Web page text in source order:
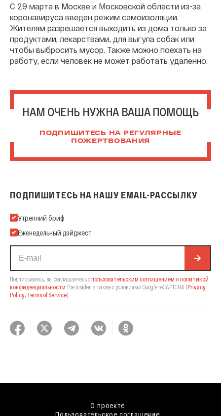
С 29 марта в Москве и Московской области из-за
коронавируса введен режим самоизоляции.
Жителям разрешается выходить из дома только за
продуктами, лекарствами, для выгула собак или
чтобы выбросить мусор. Также можно поехать на
работу, если человек не может работать удаленно.
НАМ ОЧЕНЬ НУЖНА ВАША ПОМОЩЬ
ПОДПИШИТЕСЬ НА РЕГУЛЯРНЫЕ
ПОЖЕРТВОВАНИЯ
ПОДПИШИТЕСЬ НА НАШУ EMAIL-РАССЫЛКУ
Подпишитесь на нашу Email-рассылку
Утренний бриф
Еженедельный дайджест
Подписываясь, вы соглашаетесь спользовательским соглашением и политикой
конфиденциальности The Insider, а также с условиями Google reCAPTCHA (Privacy
Policy, Terms of Service).
О проекте